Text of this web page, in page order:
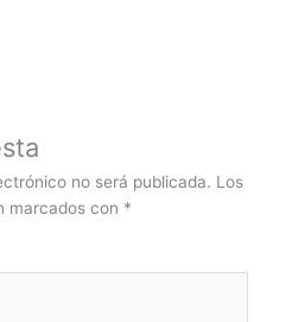
no será publicada. Los
marcados con *